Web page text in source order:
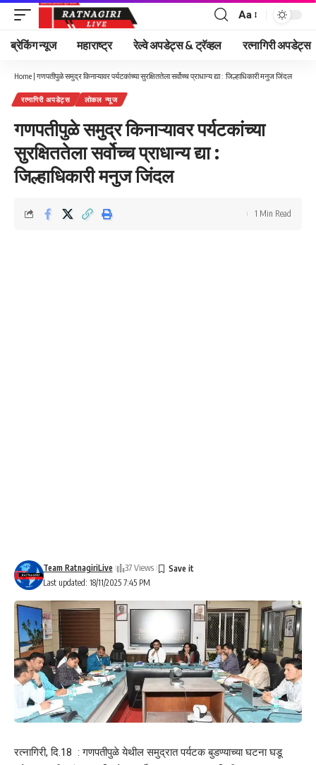
Font
Resizer
Aa
ब्रेकिंग न्यूज महाराष्ट्र रेल्वे अपडेट्स & ट्रॅव्हल रत्नागिरी अपडेट्स
Home | गणपतीपुळे समुद्र किनाऱ्यावर पर्यटकांच्या सुरक्षिततेला सर्वोच्च प्राधान्य द्या : जिल्हाधिकारी मनुज जिंदल
रत्नागिरी अपडेट्स लोकल न्यूज
गणपतीपुळे समुद्र किनाऱ्यावर पर्यटकांच्या
सुरक्षिततेला सर्वोच्च प्राधान्य द्या :
जिल्हाधिकारी मनुज जिंदल
Last updated: 18/11/2025 7:45 PM
Team RatnagiriLive 37 Views
1 Min Read
रत्नागिरी, दि.18 : गणपतीपुळे येथील समुद्रात पर्यटक बुडण्याच्या घटना घडू